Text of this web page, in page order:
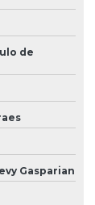
de
Gasparian